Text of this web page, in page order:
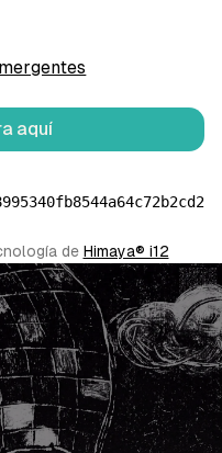
aquí
de Himaya® i12